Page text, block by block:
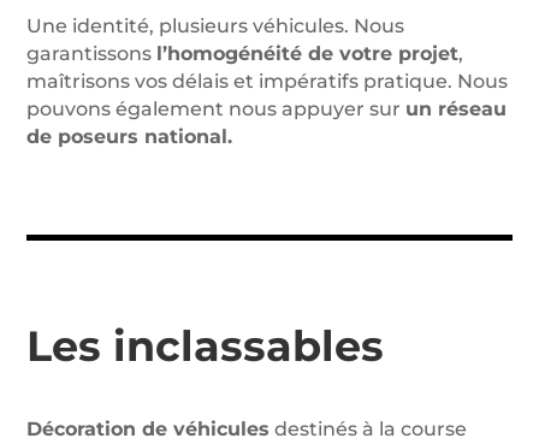
Une identité, plusieurs véhicules. Nous
garantissons l’homogénéité de votre projet,
maîtrisons vos délais et impératifs pratique. Nous
pouvons également nous appuyer sur un réseau
de poseurs national.
Les inclassables
Décoration de véhicules destinés à la course